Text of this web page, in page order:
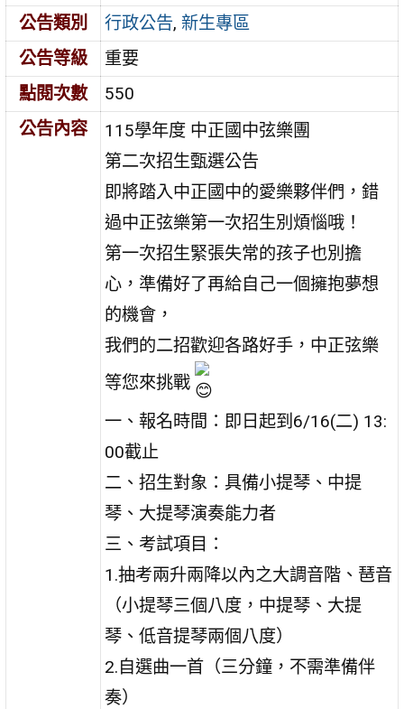
公告類別
行政公告,新生專區
公告等級
重要
點閱次數
550
公告內容
115學年度 中正國中弦樂團
第二次招生甄選公告
即將踏入中正國中的愛樂夥伴們，錯
過中正弦樂第一次招生別煩惱哦！
第一次招生緊張失常的孩子也別擔
心，準備好了再給自己一個擁抱夢想
的機會，
我們的二招歡迎各路好手，中正弦樂
等您來挑戰
一、報名時間：即日起到6/16(二) 13:
00截止
二、招生對象：具備小提琴、中提
琴、大提琴演奏能力者
三、考試項目：
1.抽考兩升兩降以內之大調音階、琶音
（小提琴三個八度，中提琴、大提
琴、低音提琴兩個八度）
2.自選曲一首（三分鐘，不需準備伴
奏）